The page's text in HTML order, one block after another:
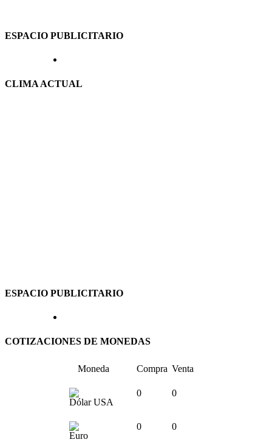
ESPACIO PUBLICITARIO
CLIMA ACTUAL
ESPACIO PUBLICITARIO
COTIZACIONES DE MONEDAS
Moneda Compra Venta
Dólar USA
0 0
Euro
0 0